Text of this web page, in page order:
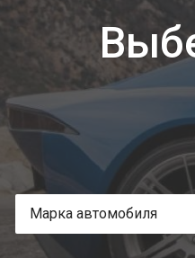
Марка автомобиля